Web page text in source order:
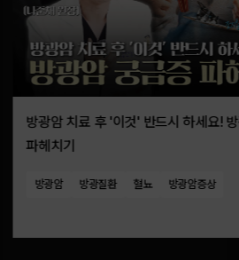
방광암 치료 후 '이것' 반드시 하세요!
파헤치기
방광암 방광질환 혈뇨 방광암증상